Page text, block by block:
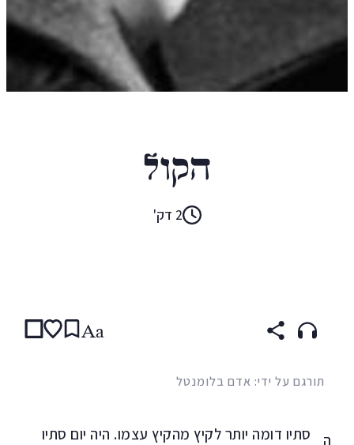
הקול
2 דק'
Aa
תורגם על ידי: אדם בלומנטל
ה
סתיו דומה יותר לקיץ מהקיץ עצמו. היה יום סתיו